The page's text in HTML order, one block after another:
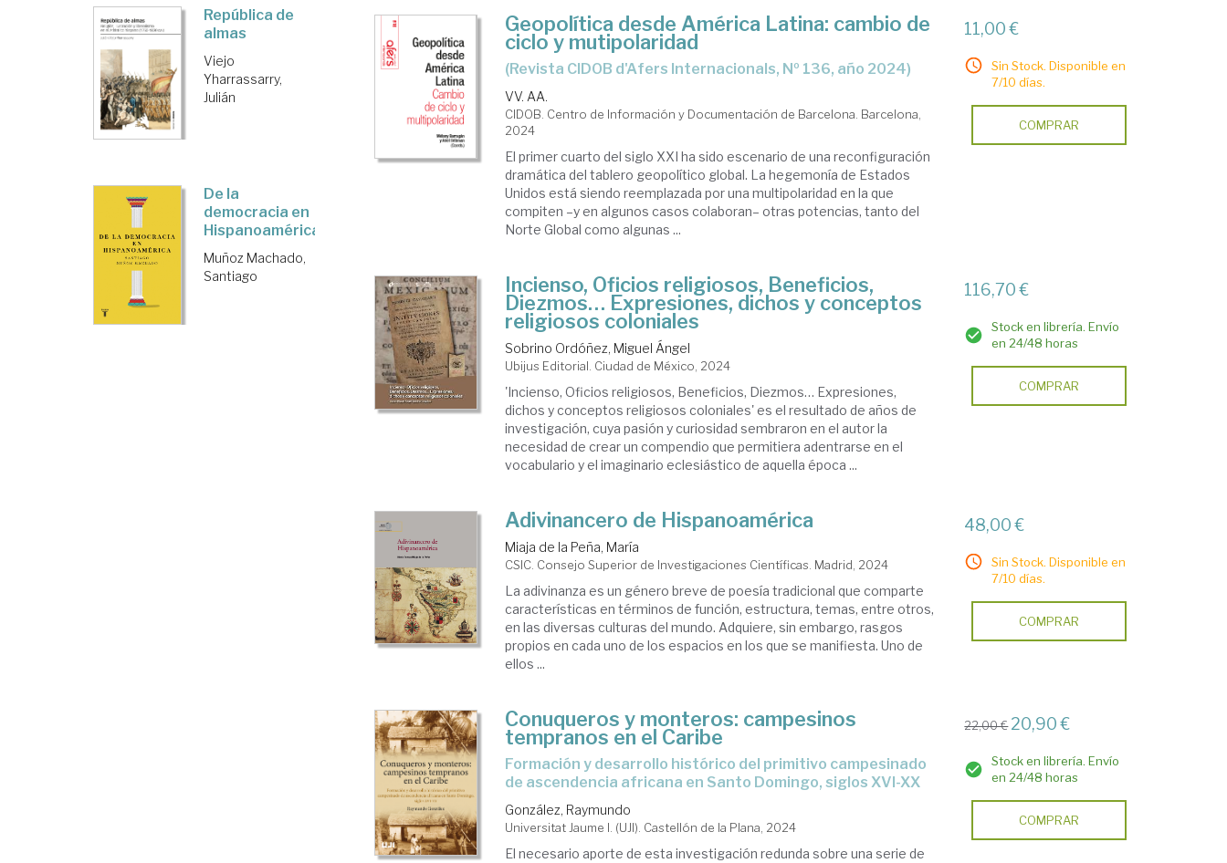
Geopolítica desde América Latina: cambio de
ciclo y mutipolaridad
(Revista CIDOB d'Afers Internacionals, Nº 136, año 2024)
VV. AA.
CIDOB. Centro de Información y Documentación de Barcelona. Barcelona,
2024
El primer cuarto del siglo XXI ha sido escenario de una reconfiguración
dramática del tablero geopolítico global. La hegemonía de Estados
Unidos está siendo reemplazada por una multipolaridad en la que
compiten –y en algunos casos colaboran– otras potencias, tanto del
Norte Global como algunas ...
11,00 €
Sin Stock. Disponible en
7/10 días.
COMPRAR
Incienso, Oficios religiosos, Beneficios,
Diezmos… Expresiones, dichos y conceptos
religiosos coloniales
Sobrino Ordóñez, Miguel Ángel
Ubijus Editorial. Ciudad de México, 2024
'Incienso, Oficios religiosos, Beneficios, Diezmos… Expresiones,
dichos y conceptos religiosos coloniales' es el resultado de años de
investigación, cuya pasión y curiosidad sembraron en el autor la
necesidad de crear un compendio que permitiera adentrarse en el
vocabulario y el imaginario eclesiástico de aquella época ...
116,70 €
Stock en librería. Envío
en 24/48 horas
COMPRAR
Adivinancero de Hispanoamérica
Miaja de la Peña, María
CSIC. Consejo Superior de Investigaciones Científicas. Madrid, 2024
La adivinanza es un género breve de poesía tradicional que comparte
características en términos de función, estructura, temas, entre otros,
en las diversas culturas del mundo. Adquiere, sin embargo, rasgos
propios en cada uno de los espacios en los que se manifiesta. Uno de
ellos ...
48,00 €
Sin Stock. Disponible en
7/10 días.
COMPRAR
Conuqueros y monteros: campesinos
tempranos en el Caribe
Formación y desarrollo histórico del primitivo campesinado
de ascendencia africana en Santo Domingo, siglos XVI-XX
González, Raymundo
Universitat Jaume I. (UJI). Castellón de la Plana, 2024
El necesario aporte de esta investigación redunda sobre una serie de
22,00 € 20,90 €
Stock en librería. Envío
en 24/48 horas
COMPRAR
República de
almas
Viejo
Yharrassarry,
Julián
De la
democracia en
Hispanoamérica
Muñoz Machado,
Santiago